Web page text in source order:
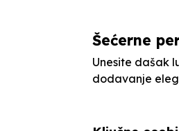
Šećerne
Unesite dašak
dodavanje